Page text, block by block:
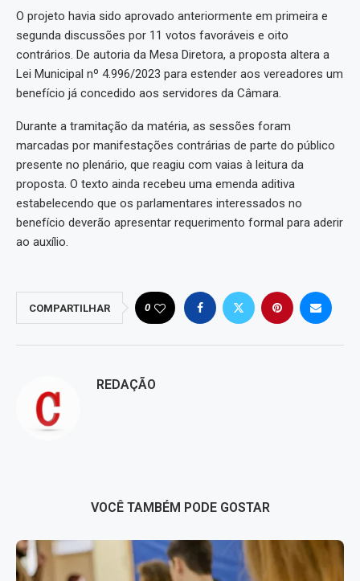
O projeto havia sido aprovado anteriormente em primeira e
segunda discussões por 11 votos favoráveis e oito
contrários. De autoria da Mesa Diretora, a proposta altera a
Lei Municipal nº 4.996/2023 para estender aos vereadores um
benefício já concedido aos servidores da Câmara.
Durante a tramitação da matéria, as sessões foram
marcadas por manifestações contrárias de parte do público
presente no plenário, que reagiu com vaias à leitura da
proposta. O texto ainda recebeu uma emenda aditiva
estabelecendo que os parlamentares interessados no
benefício deverão apresentar requerimento formal para aderir
ao auxílio.
COMPARTILHAR 0
REDAÇÃO
VOCÊ TAMBÉM PODE GOSTAR